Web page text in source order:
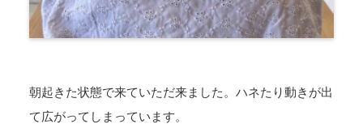
朝起きた状態で来ていただ来ました。ハネたり動きが出
て広がってしまっています。